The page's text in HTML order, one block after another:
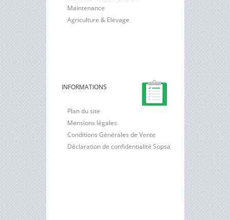
Maintenance
Agriculture & Elevage
INFORMATIONS
Plan du site
Mensions légales
Conditions Générales de Vente
Déclaration de confidentialité Sopsa